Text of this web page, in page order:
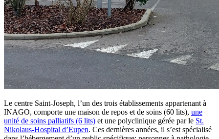
Le centre Saint-Joseph, l’un des trois établissements appartenant à
INAGO, comporte une maison de repos et de soins (60 lits), une
unité de soins palliatifs (6 lits) et une polyclinique gérée par le St.
Nikolaus-Hospital d’Eupen. Ces dernières années, il s’est spécialisé